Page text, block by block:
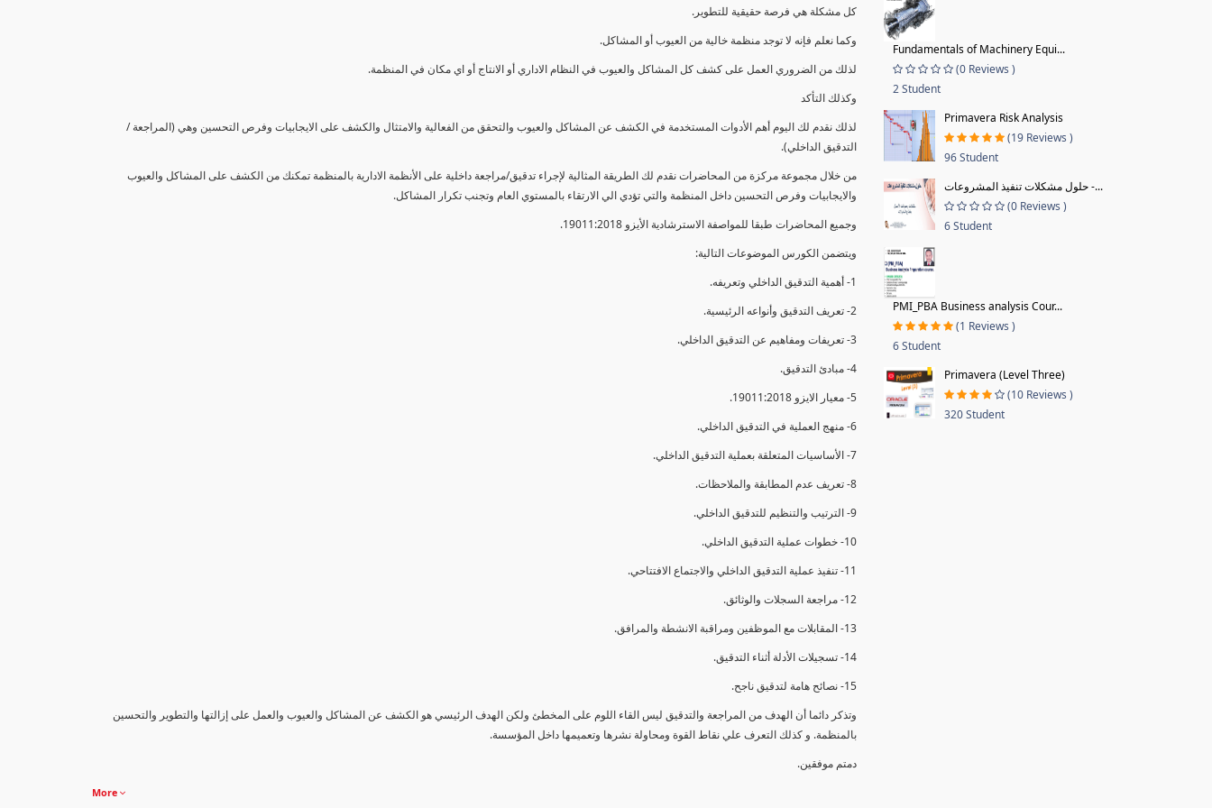
كل مشكلة هي فرصة حقيقية للتطوير.
وكما نعلم فإنه لا توجد منظمة خالية من العيوب أو المشاكل.
لذلك من الضروري العمل على كشف كل المشاكل والعيوب في النظام الاداري أو الانتاج أو اي مكان في المنظمة.
وكذلك التأكد
لذلك نقدم لك اليوم أهم الأدوات المستخدمة في الكشف عن المشاكل والعيوب والتحقق من الفعالية والامتثال والكشف على الايجابيات وفرص التحسين وهي (المراجعة /
التدقيق الداخلي).
من خلال مجموعة مركزة من المحاضرات نقدم لك الطريقة المثالية لإجراء تدقيق/مراجعة داخلية على الأنظمة الادارية بالمنظمة تمكنك من الكشف على المشاكل والعيوب
والايجابيات وفرص التحسين داخل المنظمة والتي تؤدي الي الارتقاء بالمستوي العام وتجنب تكرار المشاكل.
وجميع المحاضرات طبقا للمواصفة الاسترشادية الأيزو 19011:2018.
ويتضمن الكورس الموضوعات التالية:
1- أهمية التدقيق الداخلي وتعريفه.
2- تعريف التدقيق وأنواعه الرئيسية.
3- تعريفات ومفاهيم عن التدقيق الداخلي.
4- مبادئ التدقيق.
5- معيار الايزو 19011:2018.
6- منهج العملية في التدقيق الداخلي.
7- الأساسيات المتعلقة بعملية التدقيق الداخلي.
8- تعريف عدم المطابقة والملاحظات.
9- الترتيب والتنظيم للتدقيق الداخلي.
10- خطوات عملية التدقيق الداخلي.
11- تنفيذ عملية التدقيق الداخلي والاجتماع الافتتاحي.
12- مراجعة السجلات والوثائق.
13- المقابلات مع الموظفين ومراقبة الانشطة والمرافق.
14- تسجيلات الأدلة أثناء التدقيق.
15- نصائح هامة لتدقيق ناجح.
وتذكر دائما أن الهدف من المراجعة والتدقيق ليس القاء اللوم على المخطئ ولكن الهدف الرئيسي هو الكشف عن المشاكل والعيوب والعمل على إزالتها والتطوير والتحسين
بالمنظمة. و كذلك التعرف علي نقاط القوة ومحاولة نشرها وتعميمها داخل المؤسسة.
دمتم موفقين.
More
Fundamentals of Machinery Equi...
(0 Reviews )
2 Student
Primavera Risk Analysis
(19 Reviews )
96 Student
حلول مشكلات تنفيذ المشروعات -...
(0 Reviews )
6 Student
PMI_PBA Business analysis Cour...
(1 Reviews )
6 Student
Primavera (Level Three)
(10 Reviews )
320 Student